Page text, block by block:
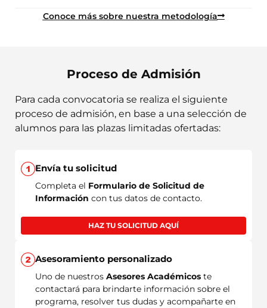
Conoce más sobre nuestra metodología
Proceso de Admisión
Para cada convocatoria se realiza el siguiente
proceso de admisión, en base a una selección de
alumnos para las plazas limitadas ofertadas:
Envía tu solicitud
Completa el Formulario de Solicitud de
Información con tus datos de contacto.
HAZ TU SOLICITUD AQUÍ
Asesoramiento personalizado
Uno de nuestros Asesores Académicos te
contactará para brindarte información sobre el
programa, resolver tus dudas y acompañarte en